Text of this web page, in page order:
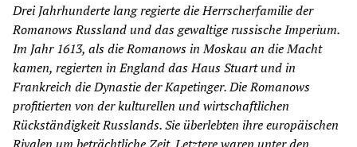
Drei Jahrhunderte lang regierte die Herrscherfamilie der
Romanows Russland und das gewaltige russische Imperium.
Im Jahr 1613, als die Romanows in Moskau an die Macht
kamen, regierten in England das Haus Stuart und in
Frankreich die Dynastie der Kapetinger. Die Romanows
profitierten von der kulturellen und wirtschaftlichen
Rückständigkeit Russlands. Sie überlebten ihre europäischen
Rivalen um beträchtliche Zeit. Letztere waren unter den